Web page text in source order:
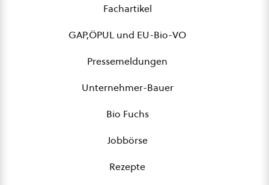
Fachartikel
GAP,ÖPUL und EU-Bio-VO
Pressemeldungen
Unternehmer-Bauer
Bio Fuchs
Jobbörse
Rezepte